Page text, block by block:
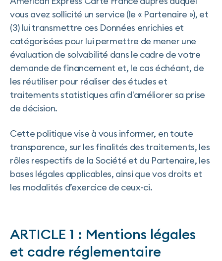
vous avez sollicité un service (le « Partenaire »), et
(3) lui transmettre ces Données enrichies et
catégorisées pour lui permettre de mener une
évaluation de solvabilité dans le cadre de votre
demande de financement et, le cas échéant, de
les réutiliser pour réaliser des études et
traitements statistiques afin d'améliorer sa prise
de décision.
Cette politique vise à vous informer, en toute
transparence, sur les finalités des traitements, les
rôles respectifs de la Société et du Partenaire, les
bases légales applicables, ainsi que vos droits et
les modalités d’exercice de ceux-ci.
ARTICLE 1 : Mentions légales
et cadre réglementaire